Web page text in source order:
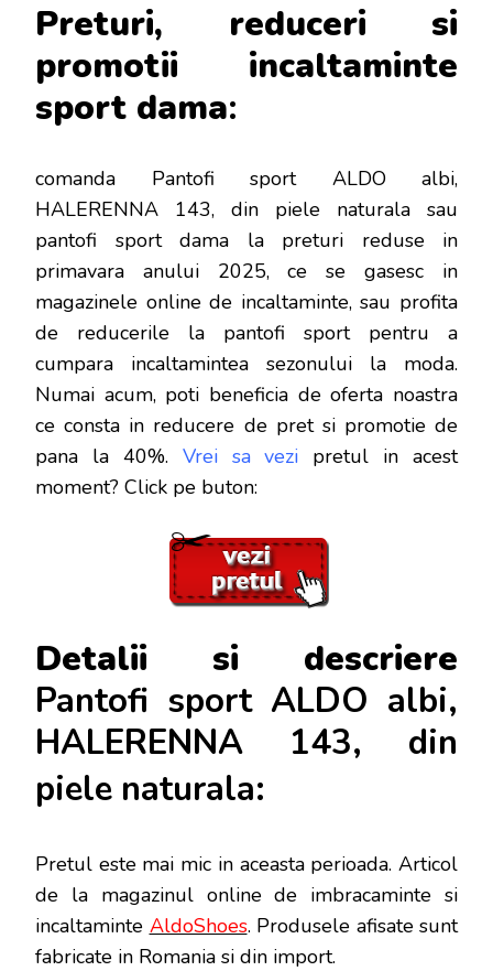
Preturi, reduceri si
promotii incaltaminte
sport dama:
comanda Pantofi sport ALDO albi,
HALERENNA 143, din piele naturala sau
pantofi sport dama la preturi reduse in
primavara anului 2025, ce se gasesc in
magazinele online de incaltaminte, sau profita
de reducerile la pantofi sport pentru a
cumpara incaltamintea sezonului la moda.
Numai acum, poti beneficia de oferta noastra
ce consta in reducere de pret si promotie de
pana la 40%. Vrei sa vezi pretul in acest
moment? Click pe buton:
Detalii si descriere
Pantofi sport ALDO albi,
HALERENNA 143, din
piele naturala:
Pretul este mai mic in aceasta perioada. Articol
de la magazinul online de imbracaminte si
incaltaminte AldoShoes. Produsele afisate sunt
fabricate in Romania si din import.